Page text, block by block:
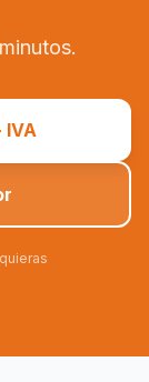
IVA